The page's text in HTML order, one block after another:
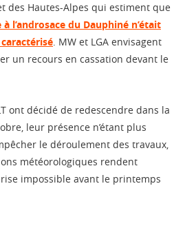
des Hautes-Alpes qui estiment que
l’androsace du Dauphiné n’était
. MW et LGA envisagent
un recours en cassation devant le
ont décidé de redescendre dans la
leur présence n’étant plus
le déroulement des travaux,
météorologiques rendent
impossible avant le printemps